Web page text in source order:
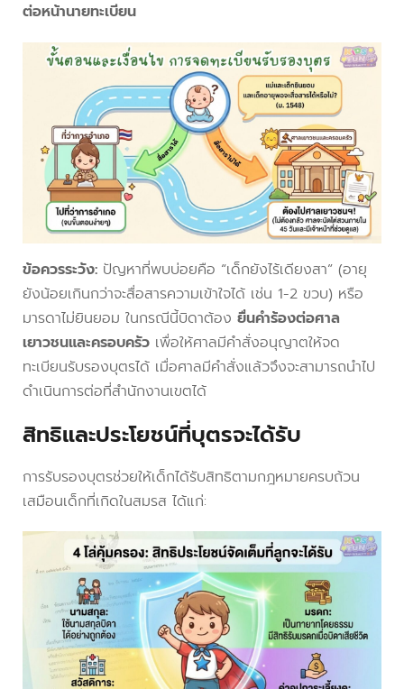
ต่อหน้านายทะเบียน
ข้อควรระวัง: ปัญหาที่พบบ่อยคือ “เด็กยังไร้เดียงสา” (อายุ
ยังน้อยเกินกว่าจะสื่อสารความเข้าใจได้ เช่น 1-2 ขวบ) หรือ
มารดาไม่ยินยอม ในกรณีนี้บิดาต้อง ยื่นคำร้องต่อศาล
เยาวชนและครอบครัว เพื่อให้ศาลมีคำสั่งอนุญาตให้จด
ทะเบียนรับรองบุตรได้ เมื่อศาลมีคำสั่งแล้วจึงจะสามารถนำไป
ดำเนินการต่อที่สำนักงานเขตได้
สิทธิและประโยชน์ที่บุตรจะได้รับ
การรับรองบุตรช่วยให้เด็กได้รับสิทธิตามกฎหมายครบถ้วน
เสมือนเด็กที่เกิดในสมรส ได้แก่: